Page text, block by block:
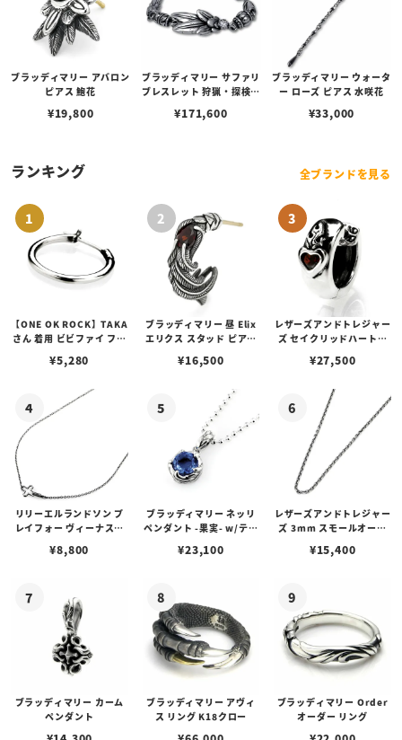
ブラッディマリー アバロン
ピアス 鮑花
¥19,800
ブラッディマリー サファリ
ブレスレット 狩猟・探検
¥171,600
ブラッディマリー ウォータ
ー ローズ ピアス 水咲花
¥33,000
ランキング 全ブランドを見る
【ONE OK ROCK】TAKA
さん 着用 ビビファイ フー
¥5,280
ブラッディマリー 昼 Elix
エリクス スタッド ピアス
¥16,500
レザーズアンドトレジャー
ズ セイクリッドハートピ
¥27,500
リリーエルランドソン プ
レイフォー ヴィーナスチ
¥8,800
ブラッディマリー ネッリ
ペンダント -果実- w/ティ
¥23,100
レザーズアンドトレジャー
ズ 3mm スモールオーバ
ブスタークラスプ＆LTロ
¥15,400
ブラッディマリー カーム
ペンダント
ブラッディマリー アヴィ
ス リング K18クロー
ブラッディマリー Order
オーダー リング